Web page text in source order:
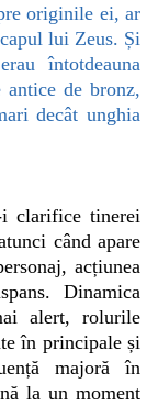
originile ei, ar
lui Zeus. Și
întotdeauna
de bronz,
decât unghia
clarifice tinerei
când apare
acțiunea
Dinamica
alert, rolurile
în principale și
majoră în
la un moment